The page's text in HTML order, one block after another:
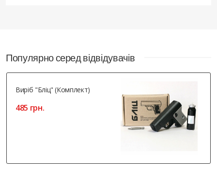
Популярно серед відвідувачів
Виріб "Бліц" (комплект)
485 грн.